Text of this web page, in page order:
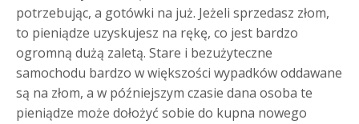
potrzebując, a gotówki na już. Jeżeli sprzedasz złom,
to pieniądze uzyskujesz na rękę, co jest bardzo
ogromną dużą zaletą. Stare i bezużyteczne
samochodu bardzo w większości wypadków oddawane
są na złom, a w późniejszym czasie dana osoba te
pieniądze może dołożyć sobie do kupna nowego